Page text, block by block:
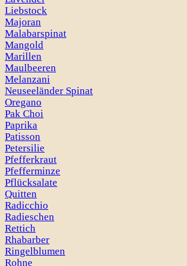
Liebstock
Majoran
Malabarspinat
Mangold
Marillen
Maulbeeren
Melanzani
Neuseeländer Spinat
Oregano
Pak Choi
Paprika
Patisson
Petersilie
Pfefferkraut
Pfefferminze
Pflücksalate
Quitten
Radicchio
Radieschen
Rettich
Rhabarber
Ringelblumen
Rohne